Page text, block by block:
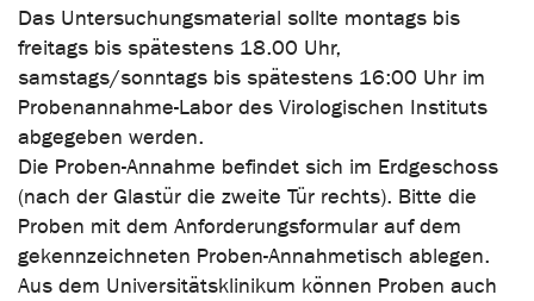
Das Untersuchungsmaterial sollte montags bis
freitags bis spätestens 18.00 Uhr,
samstags/sonntags bis spätestens 16:00 Uhr im
Probenannahme-Labor des Virologischen Instituts
abgegeben werden.
Die Proben-Annahme befindet sich im Erdgeschoss
(nach der Glastür die zweite Tür rechts). Bitte die
Proben mit dem Anforderungsformular auf dem
gekennzeichneten Proben-Annahmetisch ablegen.
Aus dem Universitätsklinikum können Proben auch